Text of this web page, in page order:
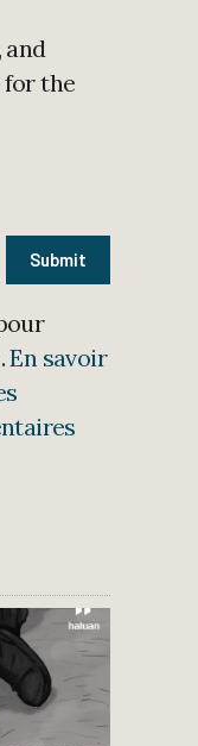
and
the
En savoir